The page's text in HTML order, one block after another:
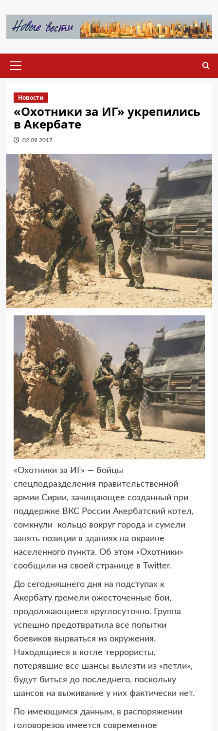
содержимому
меню
Новости
«Охотники за ИГ» укрепились
в Акербате
02.09.2017
«Охотники за ИГ» — бойцы
спецподразделения правительственной
армии Сирии, зачищающее созданный при
поддержке ВКС России Акербатский котел,
сомкнули кольцо вокруг города и сумели
занять позиции в зданиях на окраине
населенного пункта. Об этом «Охотники»
сообщили на своей странице в Twitter.
До сегодняшнего дня на подступах к
Акербату гремели ожесточенные бои,
продолжающиеся круглосуточно. Группа
успешно предотвратила все попытки
боевиков вырваться из окружения.
Находящиеся в котле террористы,
потерявшие все шансы вылезти из «петли»,
будут биться до последнего, поскольку
шансов на выживание у них фактически нет.
По имеющимся данным, в распоряжении
головорезов имеется современное